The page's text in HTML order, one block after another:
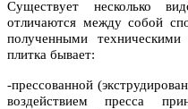
Существует несколько
отличаются между собой
полученными техническими
плитка бывает:
-прессованной
воздействием пресса